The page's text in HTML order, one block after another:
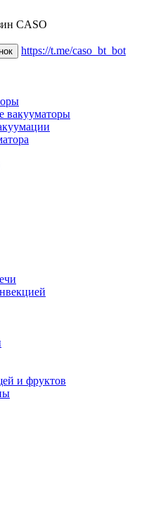
CASO
https://t.me/caso_bt_bot
вакууматоры
и фруктов